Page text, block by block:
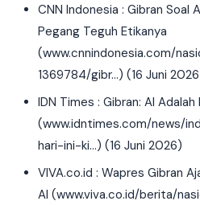
CNN Indonesia : Gibran Soal
Pegang Teguh Etikanya
(www.cnnindonesia.com/
1369784/gibr…) (16 Juni
IDN Times : Gibran: AI Adalah
(www.idntimes.com/news/
hari-ini-ki…) (16 Juni 2026)
VIVA.co.id : Wapres Gibran
AI (www.viva.co.id/berita/